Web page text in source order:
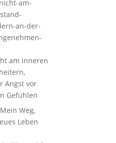
am inneren
Angst vor
Gefühlen